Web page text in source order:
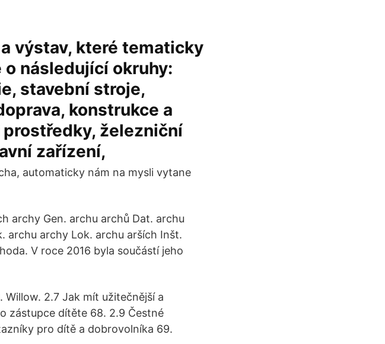
výstav, které tematicky
o následující okruhy:
stavební stroje,
konstrukce a
železniční
zařízení,
automaticky nám na mysli vytane
archy Gen. archu archů Dat. archu
archu archy Lok. archu arších Inšt.
V roce 2016 byla součástí jeho
Willow. 2.7 Jak mít užitečnější a
zástupce dítěte 68. 2.9 Čestné
pro dítě a dobrovolníka 69.